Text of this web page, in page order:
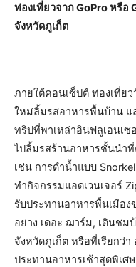
ท่องเที่ยวจาก GoPro หรือ
จังหวัดภูเก็ต
ภายใต้คอนเซ็ปต์ ท่องเที่
ใหม่ลิ้มรสอาหารพื้นบ้าน แ
ทริปที่พาเหล่าอินฟลูเอนเซ
ไปลิ้มรสร้านอาหารชั้นนำ
เช่น การดำน้ำแบบ
ทำกิจกรรมแอดเวนเจอร์
รับประทานอาหารพื้นเมือง
อย่าง เดอะ ฌาร์ม, เดินช
จังหวัดภูเก็ต หรือที่เรียกว่
ประทานอาหารเช้าสุดพิเศ